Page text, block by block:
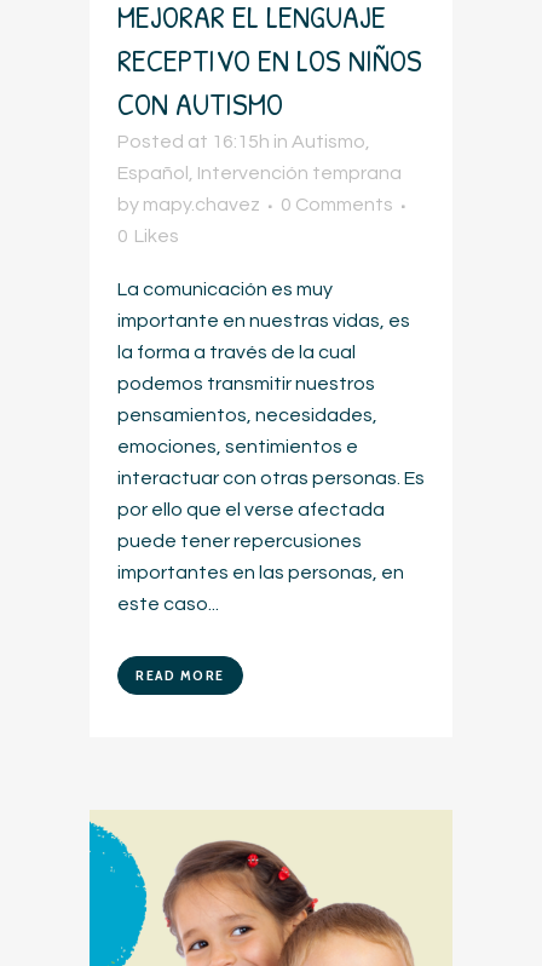
MEJORAR EL LENGUAJE
RECEPTIVO EN LOS NIÑOS
CON AUTISMO
Posted at 16:15h in Autismo
Español
Intervención temprana
by mapy.chavez
0 Comments
0 Likes
La comunicación es muy
importante en nuestras vidas, es
la forma a través de la cual
podemos transmitir nuestros
pensamientos, necesidades,
emociones, sentimientos e
interactuar con otras personas. Es
por ello que el verse afectada
puede tener repercusiones
importantes en las personas, en
este caso...
READ MORE